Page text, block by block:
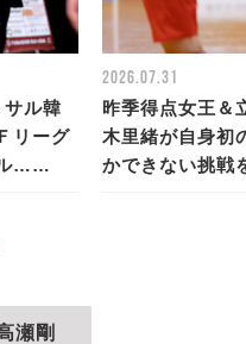
ル韓
リーグ
ル……
2026.07.31
昨季得点女王＆
木里緒が自身初
かできない挑
瀬剛